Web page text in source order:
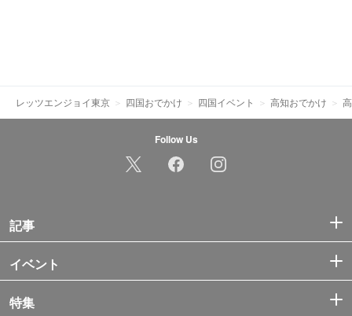
レッツエンジョイ東京 四国おでかけ 四国イベント 高知おでかけ
Follow Us
記事
イベント
特集